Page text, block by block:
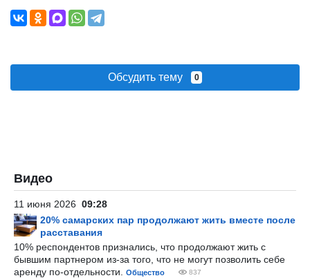
Обсудить тему 0
Видео
11 июня 2026 09:28
20% самарских пар продолжают жить вместе после
расставания
10% респондентов признались, что продолжают жить с
бывшим партнером из-за того, что не могут позволить себе
аренду по-отдельности.
Общество 837